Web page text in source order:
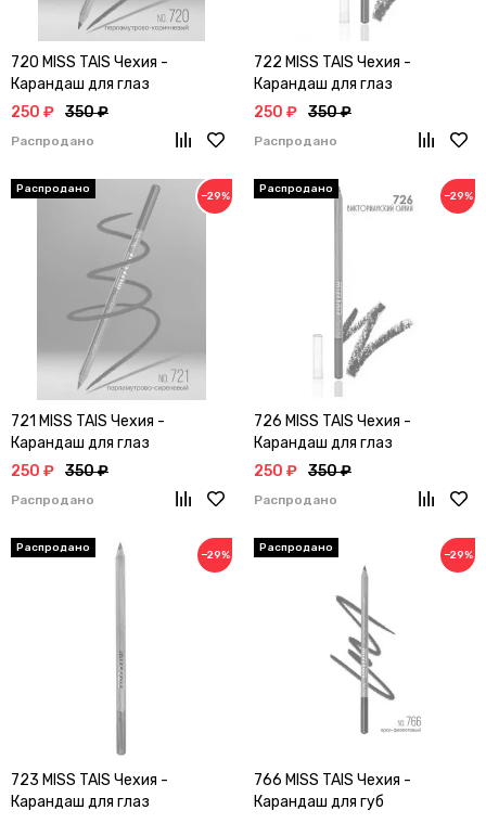
720 MISS TAIS Чехия -
Карандаш для глаз
250 ₽ 350 ₽
Распродано
722 MISS TAIS Чехия -
Карандаш для глаз
250 ₽ 350 ₽
Распродано
−29%
721 MISS TAIS Чехия -
Карандаш для глаз
250 ₽ 350 ₽
Распродано
−29%
726 MISS TAIS Чехия -
Карандаш для глаз
250 ₽ 350 ₽
Распродано
−29%
723 MISS TAIS Чехия -
Карандаш для глаз
−29%
766 MISS TAIS Чехия -
Карандаш для губ